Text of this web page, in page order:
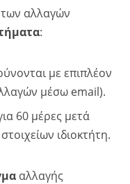
των αλλαγών
:
με επιπλέον
μέσω email).
60 μέρες μετά
ιδιοκτήτη.
αλλαγής